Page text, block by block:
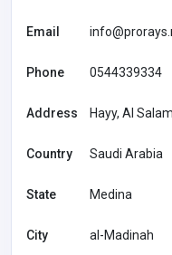
Email
Phone 0544339334
Address Hayy, Al
Country Saudi Arabia
State Medina
City al-Madinah